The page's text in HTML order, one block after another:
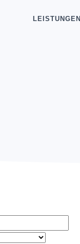
LEISTUNGEN